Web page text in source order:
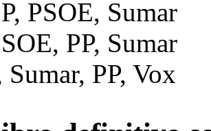
PSOE, Sumar
PP, Sumar
Sumar, PP, Vox